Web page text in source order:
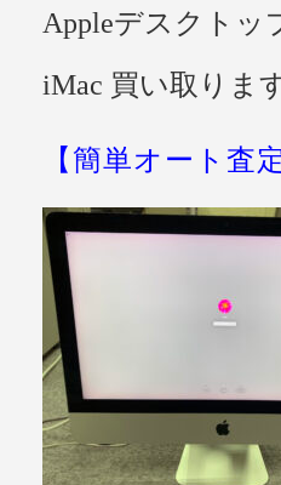
Appleデスクトッ
iMac 買い取りま
【簡単オート査